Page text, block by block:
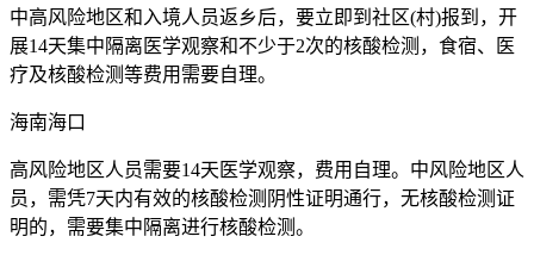
中高风险地区和入境人员返乡后，要立即到社区(村)报到，开
展14天集中隔离医学观察和不少于2次的核酸检测，食宿、医
疗及核酸检测等费用需要自理。
海南海口
高风险地区人员需要14天医学观察，费用自理。中风险地区人
员，需凭7天内有效的核酸检测阴性证明通行，无核酸检测证
明的，需要集中隔离进行核酸检测。